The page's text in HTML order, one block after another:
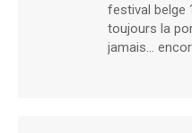
festival belge
toujours la
jamais…